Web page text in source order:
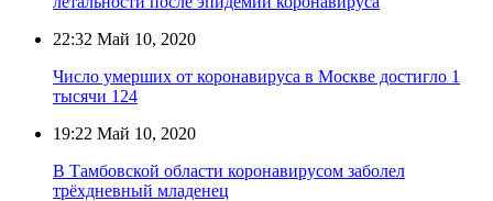
22:32 Май 10, 2020
Число умерших от коронавируса в Москве достигло 1
тысячи 124
19:22 Май 10, 2020
В Тамбовской области коронавирусом заболел
трёхдневный младенец